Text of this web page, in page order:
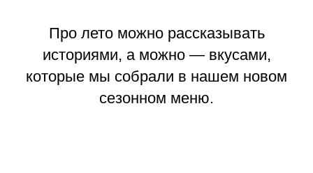
Про лето можно рассказывать
историями, а можно — вкусами,
которые мы собрали в нашем новом
сезонном меню.